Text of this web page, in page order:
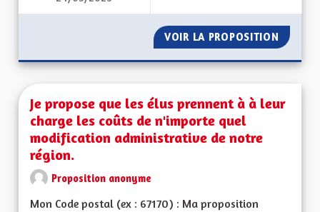
VOIR LA PROPOSITION
Je propose que les élus prennent à à leur
charge les coûts de n'importe quel
modification administrative de notre
région.
Proposition anonyme
Mon Code postal (ex : 67170) : Ma proposition